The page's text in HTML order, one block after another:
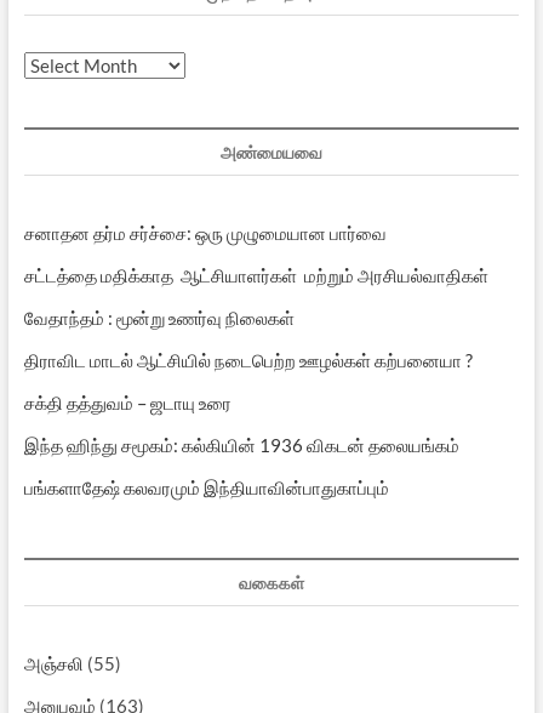
முந்தைய
அண்மையவை
சனாதன தர்ம சர்ச்சை: ஒரு முழுமையான பார்வை
சட்டத்தை மதிக்காத ஆட்சியாளர்கள் மற்றும் அரசியல்வாதிகள்
வேதாந்தம் : மூன்று உணர்வு நிலைகள்
திராவிட மாடல் ஆட்சியில் நடைபெற்ற ஊழல்கள் கற்பனையா ?
சக்தி தத்துவம் – ஜடாயு உரை
இந்த ஹிந்து சமூகம்: கல்கியின் 1936 விகடன் தலையங்கம்
பங்களாதேஷ் கலவரமும் இந்தியாவின்பாதுகாப்பும்
வகைகள்
அஞ்சலி (55)
அனுபவம் (163)